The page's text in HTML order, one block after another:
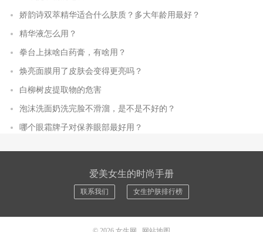
娇韵诗双萃精华适合什么肤质？多大年龄用最好？
精华液怎么用？
拳台上抹啥白药膏，有啥用？
焕亮面膜用了皮肤会变得更亮吗？
白柳树皮提取物的危害
泡沫洗面奶洗完脸不滑溜，是不是不好的？
哪个眼霜牌子对保养眼部最好用？
爱美女生的时尚手册
联系我们 女生护肤排行榜